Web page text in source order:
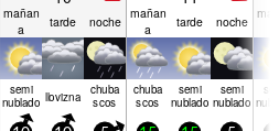
mañan
a
tarde noche mañan
a
tarde noche
semi
nublado llov­izna chuba
scos
chuba
scos
semi
nublado
semi
nublado